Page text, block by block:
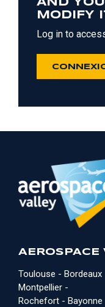
AND
MODIFY
Log in to
AEROSPACE
Toulouse - Bordeaux
Montpellier -
Rochefort - Bayonne